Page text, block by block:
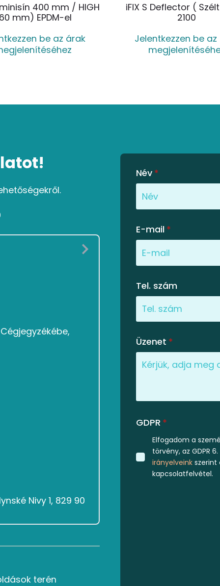
400 mm / HIGH
mm) EPDM-el
be az árak
iFIX S Deflector (
2100
Jelentkezzen be
Nivy 1, 829 90
terén
Név *
E-mail *
Tel. szám
Üzenet *
GDPR *
Elfogadom a
törvény, az GDPR
irányelveink szerint
kapcsolatfelvétel.